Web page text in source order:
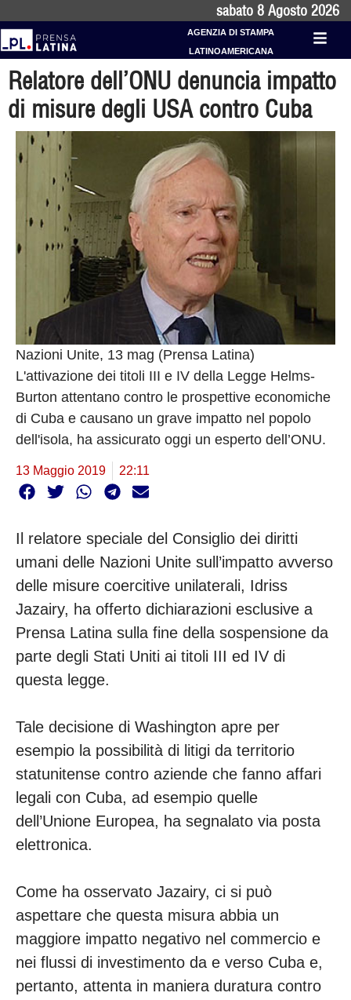
sabato 8 Agosto 2026
AGENZIA DI STAMPA
LATINOAMERICANA
Relatore dell’ONU denuncia impatto
di misure degli USA contro Cuba
Nazioni Unite, 13 mag (Prensa Latina)
L'attivazione dei titoli III e IV della Legge Helms-
Burton attentano contro le prospettive economiche
di Cuba e causano un grave impatto nel popolo
dell'isola, ha assicurato oggi un esperto dell’ONU.
13 Maggio 2019 22:11
Il relatore speciale del Consiglio dei diritti
umani delle Nazioni Unite sull’impatto avverso
delle misure coercitive unilaterali, Idriss
Jazairy, ha offerto dichiarazioni esclusive a
Prensa Latina sulla fine della sospensione da
parte degli Stati Uniti ai titoli III ed IV di
questa legge.
Tale decisione di Washington apre per
esempio la possibilità di litigi da territorio
statunitense contro aziende che fanno affari
legali con Cuba, ad esempio quelle
dell’Unione Europea, ha segnalato via posta
elettronica.
Come ha osservato Jazairy, ci si può
aspettare che questa misura abbia un
maggiore impatto negativo nel commercio e
nei flussi di investimento da e verso Cuba e,
pertanto, attenta in maniera duratura contro